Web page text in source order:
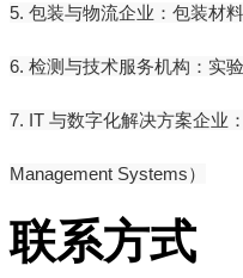
5. 包装与物流企业：包装材
6. 检测与技术服务机构：实
7. IT 与数字化解决方案企业
Management Systems）
联系方式